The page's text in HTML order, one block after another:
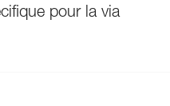
pour la via